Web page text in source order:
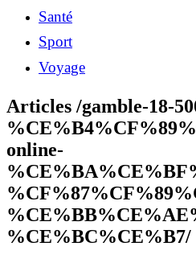
Santé
Sport
Voyage
Articles /gamble-18-
online-
%CE%BC%CE%B7/